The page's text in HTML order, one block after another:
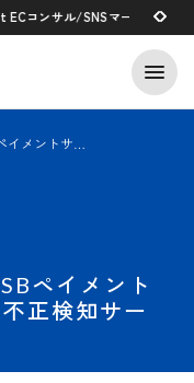
ンサル/SNSマーケティング支
2026.07.29
ペイメント
正検知サー